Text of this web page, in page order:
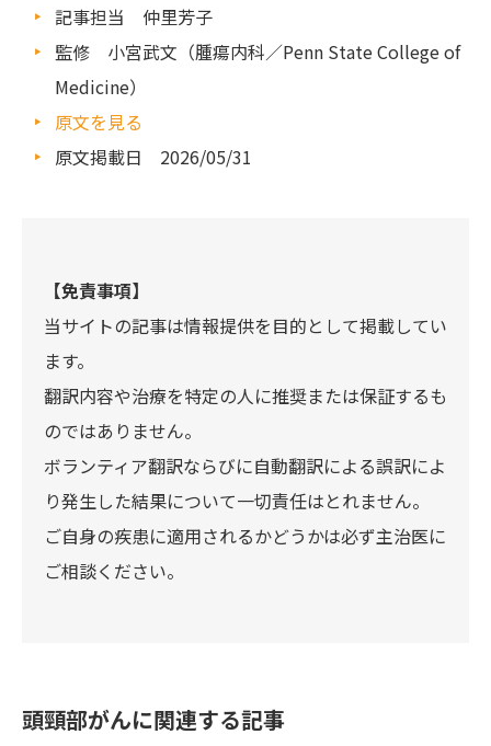
記事担当 仲里芳子
監修 小宮武文（腫瘍内科／Penn State College of
Medicine）
原文を見る
原文掲載日 2026/05/31
【免責事項】
当サイトの記事は情報提供を目的として掲載してい
ます。
翻訳内容や治療を特定の人に推奨または保証するも
のではありません。
ボランティア翻訳ならびに自動翻訳による誤訳によ
り発生した結果について一切責任はとれません。
ご自身の疾患に適用されるかどうかは必ず主治医に
ご相談ください。
頭頸部がんに関連する記事